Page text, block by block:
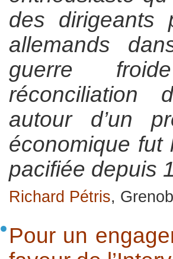
des dirigeants
allemands
guerre
réconciliation
autour d’un
économique fut
pacifiée depuis
Richard Pétris,
Pour un